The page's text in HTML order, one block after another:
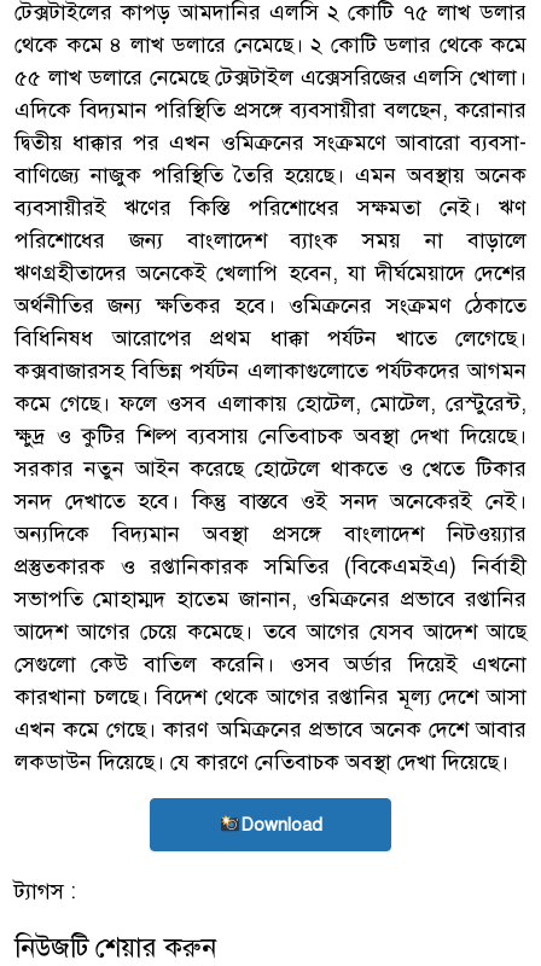
টেক্সটাইলের কাপড় আমদানির এলসি ২ কোটি ৭৫ লাখ ডলার
থেকে কমে ৪ লাখ ডলারে নেমেছে। ২ কোটি ডলার থেকে কমে
৫৫ লাখ ডলারে নেমেছে টেক্সটাইল এক্সেসরিজের এলসি খোলা।
এদিকে বিদ্যমান পরিস্থিতি প্রসঙ্গে ব্যবসায়ীরা বলছেন, করোনার
দ্বিতীয় ধাক্কার পর এখন ওমিক্রনের সংক্রমণে আবারো ব্যবসা-
বাণিজ্যে নাজুক পরিস্থিতি তৈরি হয়েছে। এমন অবস্থায় অনেক
ব্যবসায়ীরই ঋণের কিস্তি পরিশোধের সক্ষমতা নেই। ঋণ
পরিশোধের জন্য বাংলাদেশ ব্যাংক সময় না বাড়ালে
ঋণগ্রহীতাদের অনেকেই খেলাপি হবেন, যা দীর্ঘমেয়াদে দেশের
অর্থনীতির জন্য ক্ষতিকর হবে। ওমিক্রনের সংক্রমণ ঠেকাতে
বিধিনিষধ আরোপের প্রথম ধাক্কা পর্যটন খাতে লেগেছে।
কক্সবাজারসহ বিভিন্ন পর্যটন এলাকাগুলোতে পর্যটকদের আগমন
কমে গেছে। ফলে ওসব এলাকায় হোটেল, মোটেল, রেস্টুরেন্ট,
ক্ষুদ্র ও কুটির শিল্প ব্যবসায় নেতিবাচক অবস্থা দেখা দিয়েছে।
সরকার নতুন আইন করেছে হোটেলে থাকতে ও খেতে টিকার
সনদ দেখাতে হবে। কিন্তু বাস্তবে ওই সনদ অনেকেরই নেই।
অন্যদিকে বিদ্যমান অবস্থা প্রসঙ্গে বাংলাদেশ নিটওয়্যার
প্রস্তুতকারক ও রপ্তানিকারক সমিতির (বিকেএমইএ) নির্বাহী
সভাপতি মোহাম্মদ হাতেম জানান, ওমিক্রনের প্রভাবে রপ্তানির
আদেশ আগের চেয়ে কমেছে। তবে আগের যেসব আদেশ আছে
সেগুলো কেউ বাতিল করেনি। ওসব অর্ডার দিয়েই এখনো
কারখানা চলছে। বিদেশ থেকে আগের রপ্তানির মূল্য দেশে আসা
এখন কমে গেছে। কারণ অমিক্রনের প্রভাবে অনেক দেশে আবার
লকডাউন দিয়েছে। যে কারণে নেতিবাচক অবস্থা দেখা দিয়েছে।
Download
ট্যাগস :
নিউজটি শেয়ার করুন